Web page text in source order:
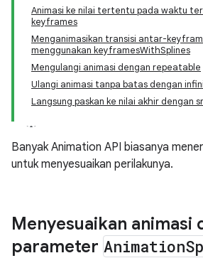
Animasi ke nilai tertentu pada waktu
keyframes
Menganimasikan transisi antar-
menggunakan keyframesWithSplines
Mengulangi animasi dengan repeatable
Ulangi animasi tanpa batas dengan
Langsung paskan ke nilai akhir dengan
Banyak Animation API biasanya
untuk menyesuaikan perilakunya.
Menyesuaikan animasi
parameter Animation